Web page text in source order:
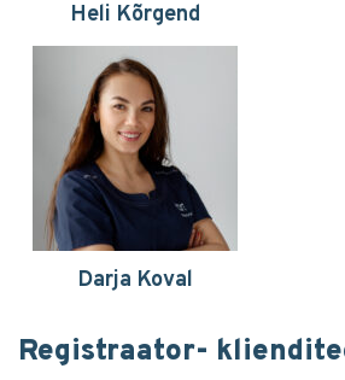
Heli Kõrgend
Darja Koval
Registraator-